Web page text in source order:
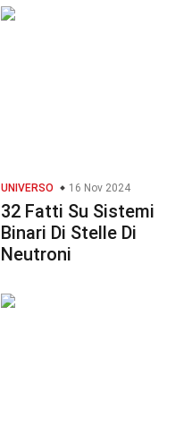
UNIVERSO 16 Nov 2024
32 Fatti Su Sistemi
Binari Di Stelle Di
Neutroni